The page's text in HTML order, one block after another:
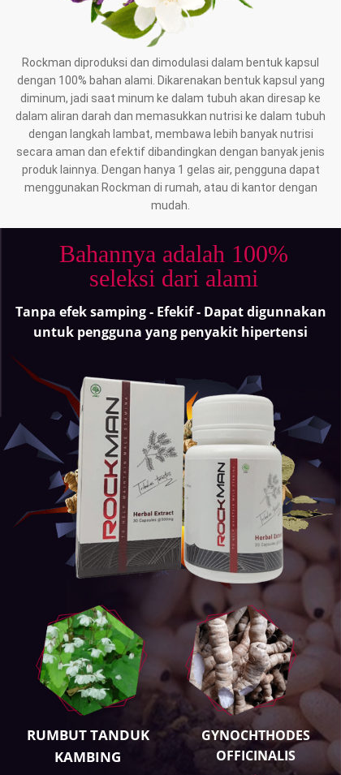
Rockman diproduksi dan dimodulasi dalam bentuk kapsul
dengan 100% bahan alami. Dikarenakan bentuk kapsul yang
diminum, jadi saat minum ke dalam tubuh akan diresap ke
dalam aliran darah dan memasukkan nutrisi ke dalam tubuh
dengan langkah lambat, membawa lebih banyak nutrisi
secara aman dan efektif dibandingkan dengan banyak jenis
produk lainnya. Dengan hanya 1 gelas air, pengguna dapat
menggunakan Rockman di rumah, atau di kantor dengan
mudah.
Tanpa efek samping - Efekif - Dapat digunnakan
untuk pengguna yang penyakit hipertensi
GYNOCHTHODES
OFFICINALIS
RUMBUT TANDUK
KAMBING
Bahannya adalah 100%
seleksi dari alami